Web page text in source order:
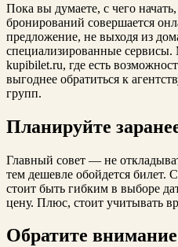
Пока вы думаете, с чего
бронирований совершается
предложение, не выходя из
специализированные сервисы.
kupibilet.ru, где есть
выгоднее обратиться к
групп.
Планируйте
Главный совет — не
тем дешевле обойдется билет.
стоит быть гибким в выборе
цену. Плюс, стоит учитывать
Обратите